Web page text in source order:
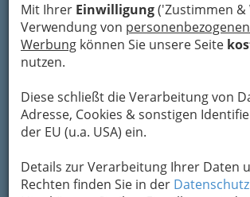
Mit Ihrer Einwilligung('Zustimmen &
Verwendung von
Werbung können Sie unsere Seite
nutzen.
Diese schließt die Verarbeitung von
Adresse, Cookies & sonstigen
der EU (u.a. USA) ein.
Details zur Verarbeitung Ihrer Daten
Rechten finden Sie in der
Karte
Karte anzeigen
Kontaktaufnahme
Um die Info-Graz Firmen
Übermittlung Ihrer Nachricht ein
Formular. Ihre Nachricht wird